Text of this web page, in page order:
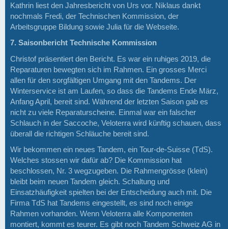
Kathrin liest den Jahresbericht von Urs vor. Niklaus dankt
nochmals Fredi, der Technischen Kommission, der
Arbeitsgruppe Bildung sowie Julia für die Webseite.
7. Saisonbericht Technische Kommission
Christof präsentiert den Bericht. Es war ein ruhiges 2019, die
Reparaturen bewegten sich im Rahmen. Ein grosses Merci
allen für den sorgfältigen Umgang mit den Tandems. Der
Winterservice ist am Laufen, so dass die Tandems Ende März,
Anfang April, bereit sind. Während der letzten Saison gab es
nicht zu viele Reparaturscheine. Einmal war ein falscher
Schlauch in der Saccoche, Veloterra wird künftig schauen, dass
überall die richtigen Schläuche bereit sind.
Wir bekommen ein neues Tandem, ein Tour-de-Suisse (TdS).
Welches stossen wir dafür ab? Die Kommission hat
beschlossen, Nr. 3 wegzugeben. Die Rahmengrösse (klein)
bleibt beim neuen Tandem gleich. Schaltung und
Einsatzhäufigkeit spielten bei der Entscheidung auch mit. Die
Firma TdS hat Tandems eingestellt, es sind noch einige
Rahmen vorhanden. Wenn Veloterra alle Komponenten
montiert, kommt es teurer. Es gibt noch Tandem Schweiz AG in